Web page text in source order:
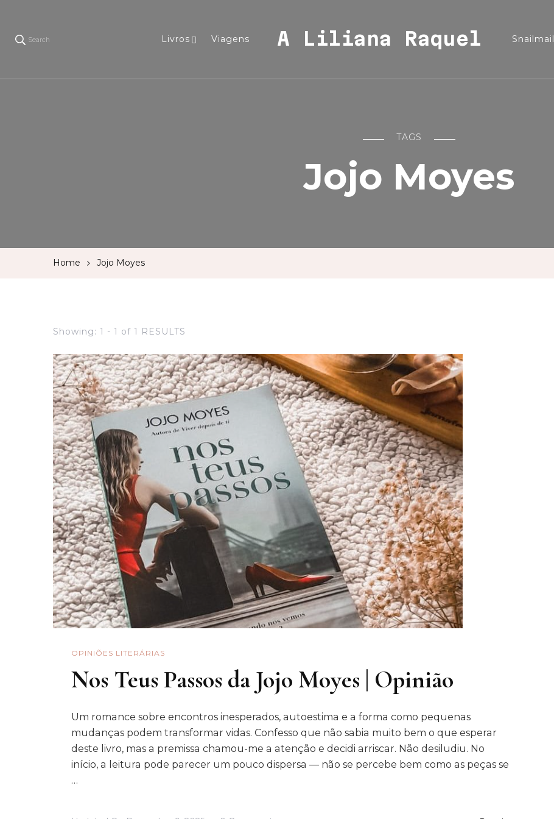
Search Livros Viagens A Liliana Raquel Snailmail
TAGS
Jojo Moyes
Home Jojo Moyes
Showing: 1 - 1 of 1 RESULTS
OPINIÕES LITERÁRIAS
Nos Teus Passos da Jojo Moyes | Opinião
Um romance sobre encontros inesperados, autoestima e a forma como pequenas
mudanças podem transformar vidas. Confesso que não sabia muito bem o que esperar
deste livro, mas a premissa chamou-me a atenção e decidi arriscar. Não desiludiu. No
início, a leitura pode parecer um pouco dispersa — não se percebe bem como as peças se
…